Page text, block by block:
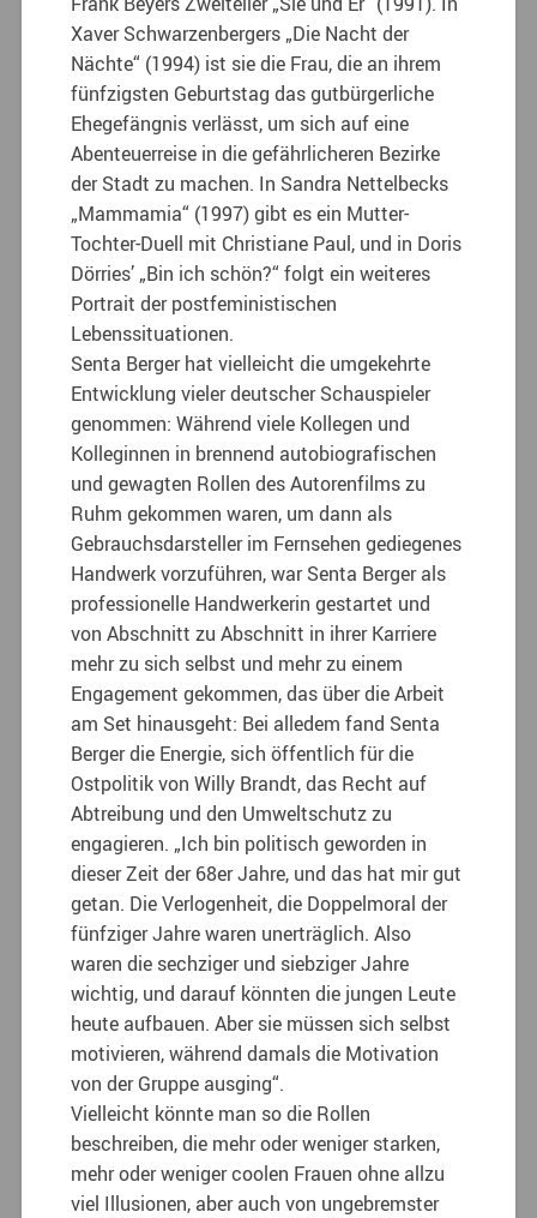
Xaver Schwarzenbergers „Die Nacht der
Nächte“ (1994) ist sie die Frau, die an ihrem
fünfzigsten Geburtstag das gutbürgerliche
Ehegefängnis verlässt, um sich auf eine
Abenteuerreise in die gefährlicheren Bezirke
der Stadt zu machen. In Sandra Nettelbecks
„Mammamia“ (1997) gibt es ein Mutter-
Tochter-Duell mit Christiane Paul, und in Doris
Dörries’ „Bin ich schön?“ folgt ein weiteres
Portrait der postfeministischen
Lebenssituationen.
Senta Berger hat vielleicht die umgekehrte
Entwicklung vieler deutscher Schauspieler
genommen: Während viele Kollegen und
Kolleginnen in brennend autobiografischen
und gewagten Rollen des Autorenfilms zu
Ruhm gekommen waren, um dann als
Gebrauchsdarsteller im Fernsehen gediegenes
Handwerk vorzuführen, war Senta Berger als
professionelle Handwerkerin gestartet und
von Abschnitt zu Abschnitt in ihrer Karriere
mehr zu sich selbst und mehr zu einem
Engagement gekommen, das über die Arbeit
am Set hinausgeht: Bei alledem fand Senta
Berger die Energie, sich öffentlich für die
Ostpolitik von Willy Brandt, das Recht auf
Abtreibung und den Umweltschutz zu
engagieren. „Ich bin politisch geworden in
dieser Zeit der 68er Jahre, und das hat mir gut
getan. Die Verlogenheit, die Doppelmoral der
fünfziger Jahre waren unerträglich. Also
waren die sechziger und siebziger Jahre
wichtig, und darauf könnten die jungen Leute
heute aufbauen. Aber sie müssen sich selbst
motivieren, während damals die Motivation
von der Gruppe ausging“.
Vielleicht könnte man so die Rollen
beschreiben, die mehr oder weniger starken,
mehr oder weniger coolen Frauen ohne allzu
viel Illusionen, aber auch von ungebremster